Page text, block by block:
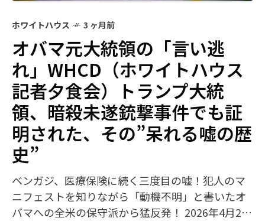
ホワイトハウス 3 ヶ月前
オバマ元大統領の「言い逃
れ」WHCD（ホワイトハウス
記者夕食会）トランプ大統
領、暗殺未遂銃撃事件でも証
明された、その”呆れる嘘の歴
史”
ベンガジ、医療保険に続く三度目の嘘！犯人のマ
ニフェストを知りながら「動機不明」と書いたオ
バマへの全米の保守派から猛反発！ 2026年4月26